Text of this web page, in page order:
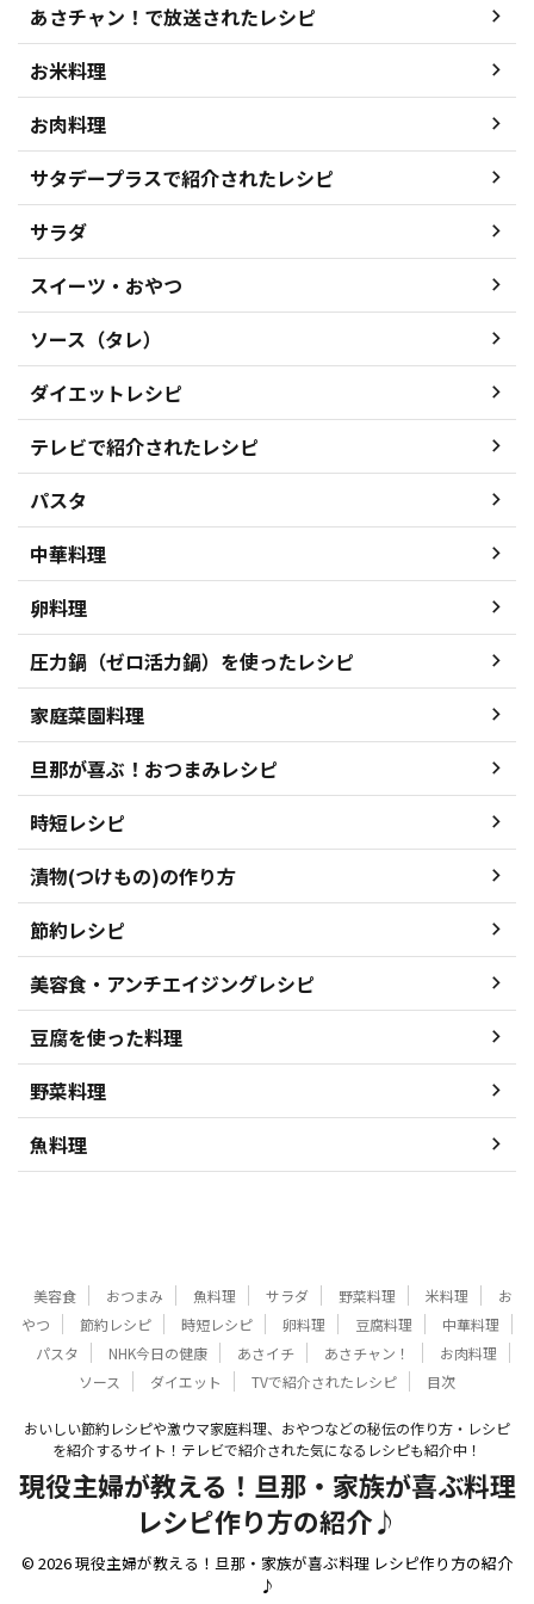
あさチャン！で放送されたレシピ
お米料理
お肉料理
サタデープラスで紹介されたレシピ
サラダ
スイーツ・おやつ
ソース（タレ）
ダイエットレシピ
テレビで紹介されたレシピ
パスタ
中華料理
卵料理
圧力鍋（ゼロ活力鍋）を使ったレシピ
家庭菜園料理
旦那が喜ぶ！おつまみレシピ
時短レシピ
漬物(つけもの)の作り方
節約レシピ
美容食・アンチエイジングレシピ
豆腐を使った料理
野菜料理
魚料理
美容食 おつまみ 魚料理 サラダ 野菜料理 米料理
お
やつ
節約レシピ 時短レシピ 卵料理 豆腐料理
中華料理
パスタ
NHK今日の健康 あさイチ あさチャン！
お肉料理
ソース
ダイエット TVで紹介されたレシピ 目次
おいしい節約レシピや激ウマ家庭料理、おやつなどの秘伝の作り方・レシピ
を紹介するサイト！テレビで紹介された気になるレシピも紹介中！
現役主婦が教える！旦那・家族が喜ぶ料理
レシピ作り方の紹介♪
© 2026 現役主婦が教える！旦那・家族が喜ぶ料理 レシピ作り方の紹介
♪